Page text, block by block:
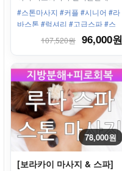
매우 좋습니다.
#스톤마사지 #커플 #시니어 #라
바스톤 #럭셔리 #고급스파 #스
테이션3 #용암석 #피로회복 #자
쿠지 #오리지널
107,520원 96,000원
78,000원
[보라카이 마사지 & 스파]